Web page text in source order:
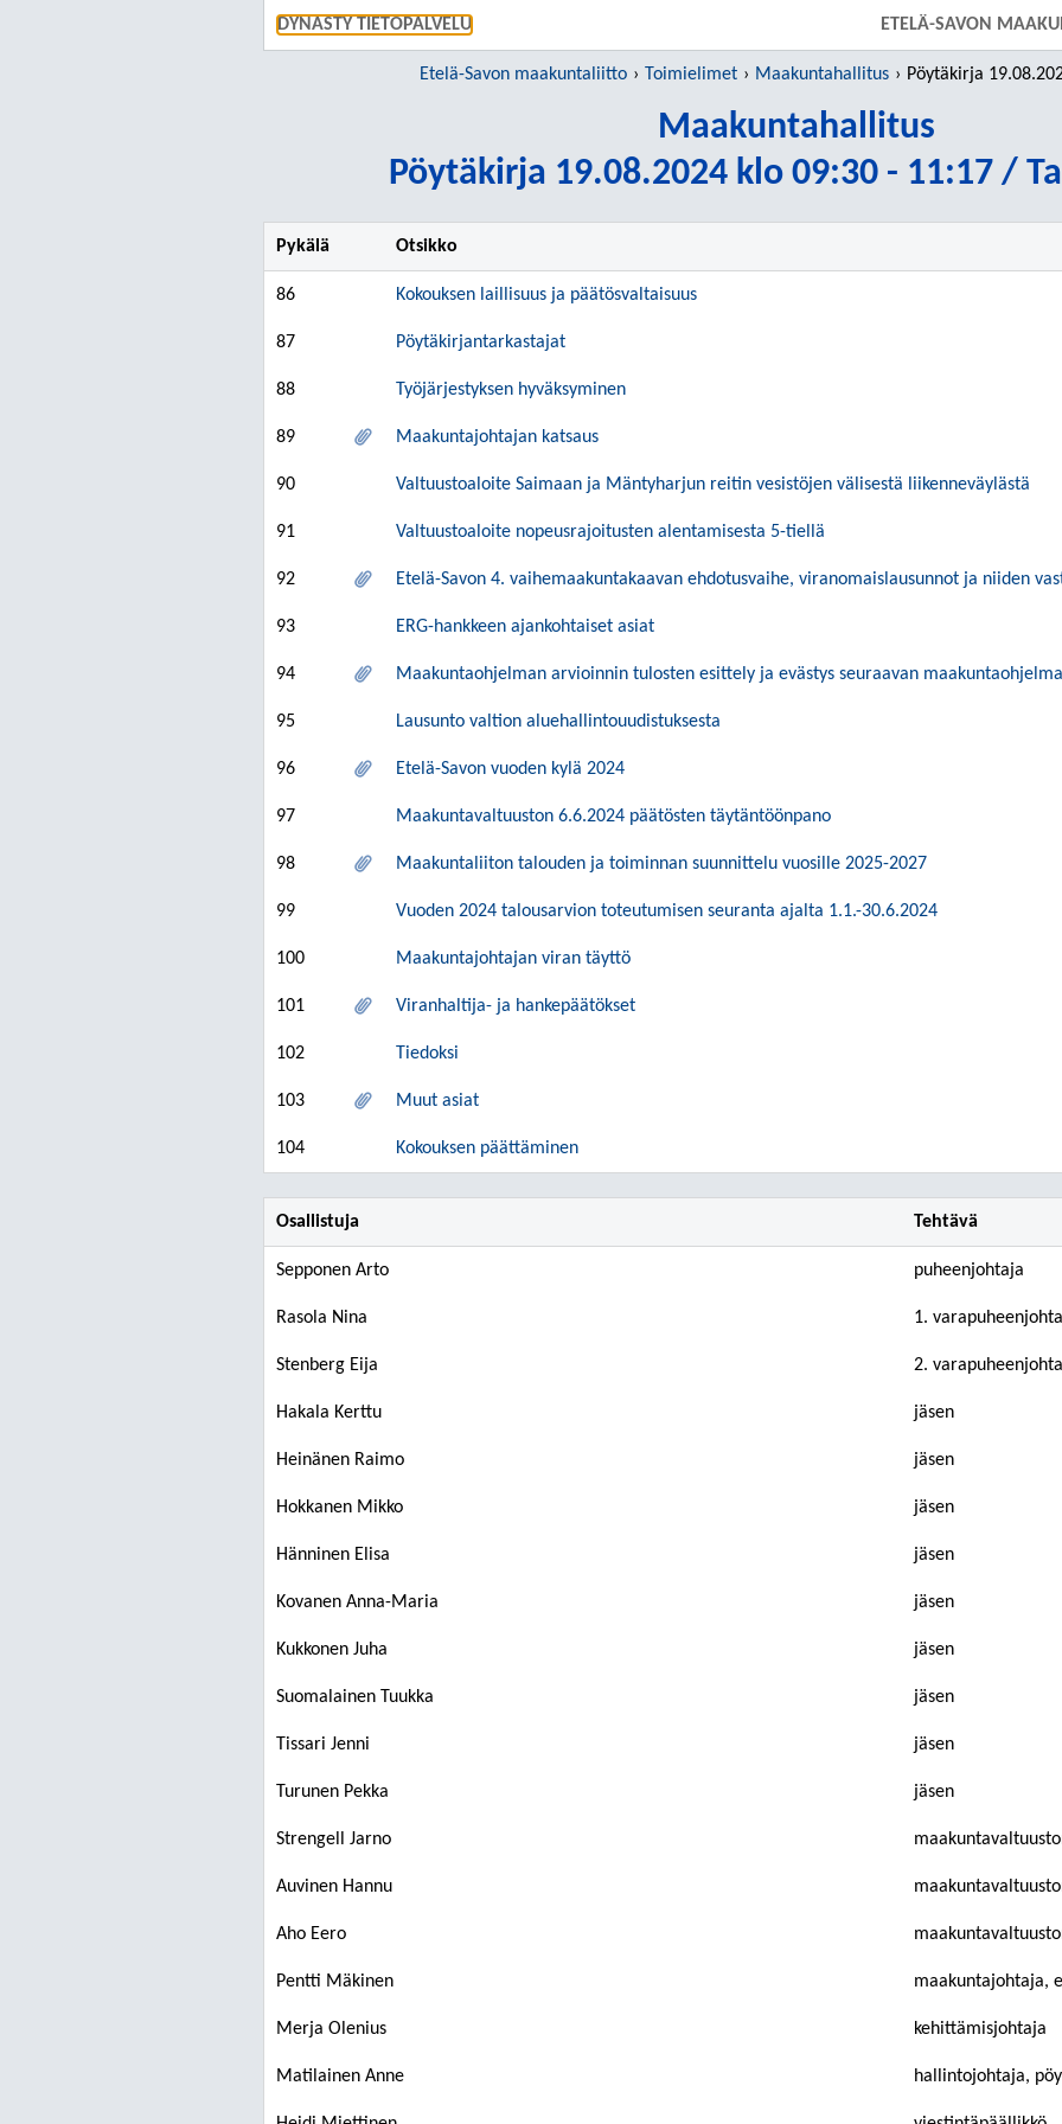
DYNASTY TIETOPALVELU SIIRRY SUORAAN PÄÄSISÄLTÖÖNETELÄ-SAVON
Etelä-Savon maakuntaliitto Toimielimet Maakuntahallitus Pöytäkirja 19.08.2024 klo
Maakuntahallitus
Pöytäkirja 19.08.2024 klo 09:30 - 11:17 /
Pykälä Otsikko
86 Kokouksen laillisuus ja päätösvaltaisuus
87 Pöytäkirjantarkastajat
88 Työjärjestyksen hyväksyminen
89 Maakuntajohtajan katsaus
90 Valtuustoaloite Saimaan ja Mäntyharjun reitin vesistöjen välisestä liikenneväylästä
91 Valtuustoaloite nopeusrajoitusten alentamisesta 5-tiellä
92 Etelä-Savon 4. vaihemaakuntakaavan ehdotusvaihe, viranomaislausunnot ja niiden
93 ERG-hankkeen ajankohtaiset asiat
94 Maakuntaohjelman arvioinnin tulosten esittely ja evästys seuraavan
95 Lausunto valtion aluehallintouudistuksesta
96 Etelä-Savon vuoden kylä 2024
97 Maakuntavaltuuston 6.6.2024 päätösten täytäntöönpano
98 Maakuntaliiton talouden ja toiminnan suunnittelu vuosille 2025-2027
99 Vuoden 2024 talousarvion toteutumisen seuranta ajalta 1.1.-30.6.2024
100 Maakuntajohtajan viran täyttö
101 Viranhaltija- ja hankepäätökset
102 Tiedoksi
103 Muut asiat
104 Kokouksen päättäminen
Osallistuja Tehtävä
Sepponen Arto puheenjohtaja
Rasola Nina 1.
Stenberg Eija 2.
Hakala Kerttu jäsen
Heinänen Raimo jäsen
Hokkanen Mikko jäsen
Hänninen Elisa jäsen
Kovanen Anna-Maria jäsen
Kukkonen Juha jäsen
Suomalainen Tuukka jäsen
Tissari Jenni jäsen
Turunen Pekka jäsen
Strengell Jarno
Auvinen Hannu
Aho Eero
Pentti Mäkinen maakuntajohtaja,
Merja Olenius kehittämisjohtaja
Matilainen Anne hallintojohtaja,